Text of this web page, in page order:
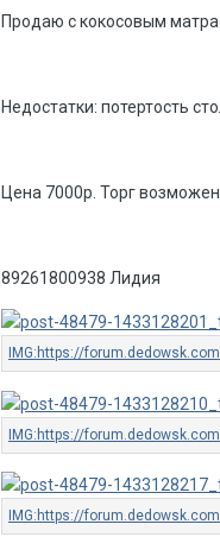
Продаю с кокосовым
Недостатки: потертость
Цена 7000р. Торг возможен.
89261800938 Лидия